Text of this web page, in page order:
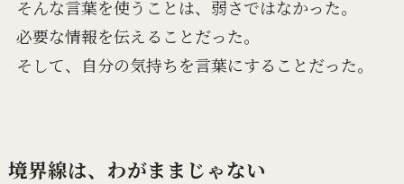
そんな言葉を使うことは、弱さではなかった。
必要な情報を伝えることだった。
そして、自分の気持ちを言葉にすることだった。
境界線は、わがままじゃない